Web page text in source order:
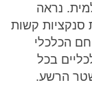
נראה
סנקציות קשות
הכלכלי
בכל
הרשע.